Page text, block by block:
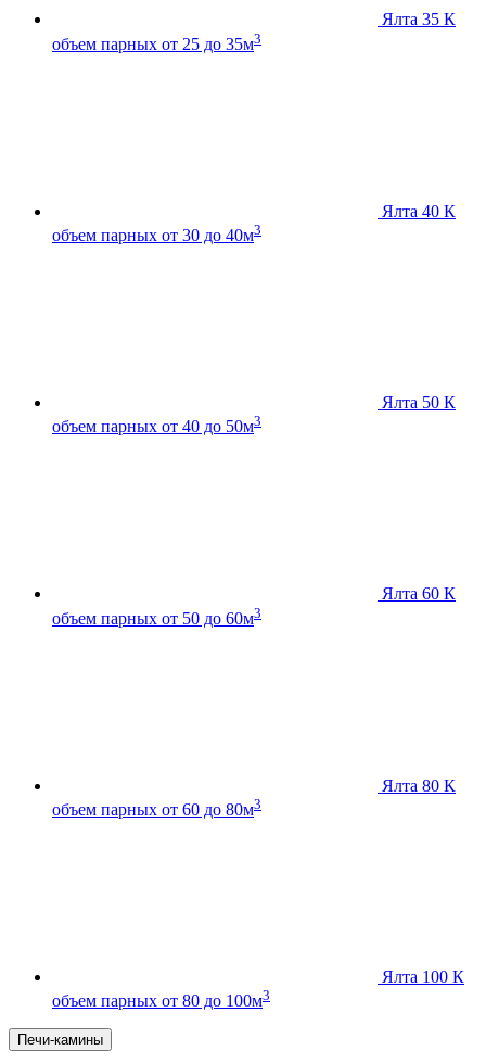
Ялта 35 К
объем парных от 25 до 35м3
Ялта 40 К
объем парных от 30 до 40м3
Ялта 50 К
объем парных от 40 до 50м3
Ялта 60 К
объем парных от 50 до 60м3
Ялта 80 К
объем парных от 60 до 80м3
Ялта 100 К
объем парных от 80 до 100м3
Печи-камины